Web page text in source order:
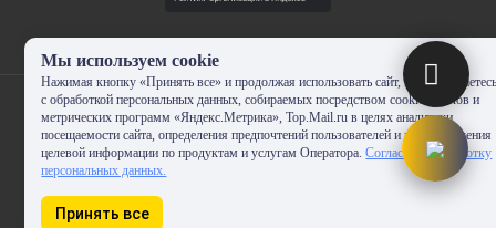
© 2010-2024 - EUROMAT|3D-SHOP.RU. Все права защищены. Копирование
Мы используем cookie
Нажимая кнопку «Принять все» и продолжая использовать сайт, Вы
с обработкой персональных данных, собираемых посредством cookie-файлов и
метрических программ «Яндекс.Метрика», Top.Mail.ru в целях аналитики
посещаемости сайта, определения предпочтений пользователей и предоставления
целевой информации по продуктам и услугам Оператора.Согласие на обработку
персональных данных.
Принять все